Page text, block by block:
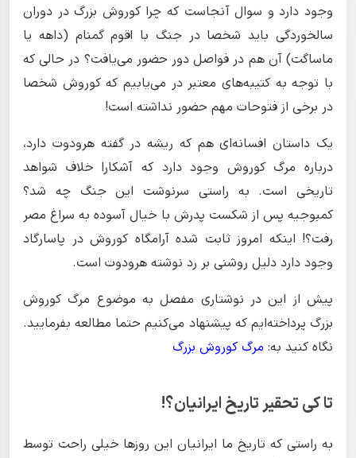
وجود دارد و سوال آنجاست که چرا کوروش بزرگ در دوران
سالخوردگی باید شخصا در جنگ با اقوم گمنام (داهه یا
ماساگت) آن هم در فواصل دور حضور می‌یافت؟ در حالی که
با توجه به کتیبه‌های معتبر در می‌یابیم که کوروش شخصا
در برخی از فتوحات مهم حضور نداشته است!
یک داستان افسانه‌ای هم که ریشه در گفته هرودوت دارد،
درباره مرگ کوروش وجود دارد که آشکارا خلاف شواهد
تاریخی است. به راستی سرنوشت این جنگ چه شد؟
کمبوجیه پس از شکست پدرش با خیال آسوده به سراغ مصر
رفت؟! اینکه امروز ثابت شده آرامگاه کوروش در پاسارگاد
وجود دارد دلیل روشنی بر رد نوشته هرودوت است.
پیش از این در نوشتاری مفصل به موضوع مرگ کوروش
بزرگ پرداخته‌ایم که پیشنهاد می‌کنیم حتما مطالعه بفرمایید.
نگاه کنید به: مرگ کوروش بزرگ
تا کی تحقیر تاریخ ایرانیان؟!
به راستی که تاریخ ما ایرانیان این روزها خیلی راحت توسط